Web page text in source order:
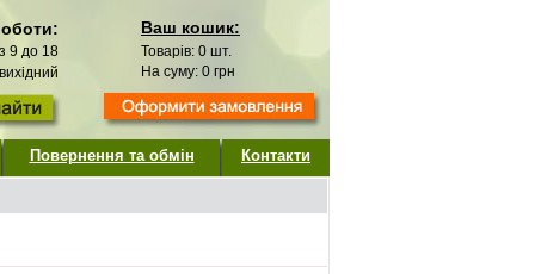
9 до 18
Ваш кошик:
Товарів: 0 шт.
На суму: 0 грн
Повернення та обмін Контакти